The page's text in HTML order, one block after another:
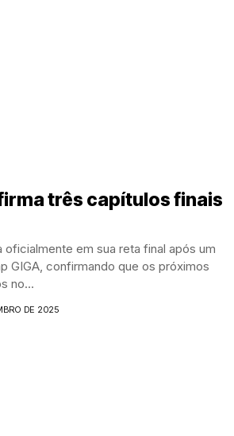
três capítulos finais
oficialmente em sua reta final após um
GIGA, confirmando que os próximos
no...
DE 2025